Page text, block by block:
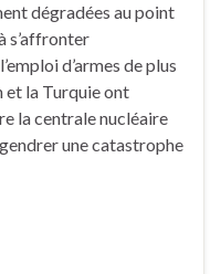
dégradées au point
s’affronter
d’armes de plus
et la Turquie ont
la centrale nucléaire
une catastrophe